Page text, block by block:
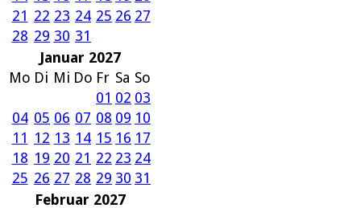
21 22 23 24 25 26 27
28 29 30 31
Januar 2027
Mo Di Mi Do Fr Sa So
01 02 03
04 05 06 07 08 09 10
11 12 13 14 15 16 17
18 19 20 21 22 23 24
25 26 27 28 29 30 31
Februar 2027